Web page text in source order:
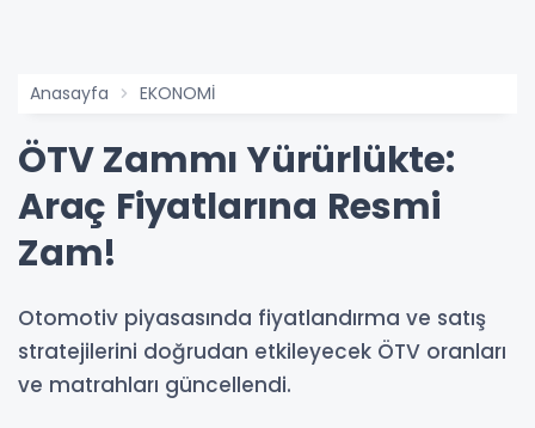
Anasayfa EKONOMİ
ÖTV Zammı Yürürlükte:
Araç Fiyatlarına Resmi
Zam!
Otomotiv piyasasında fiyatlandırma ve satış
stratejilerini doğrudan etkileyecek ÖTV oranları
ve matrahları güncellendi.